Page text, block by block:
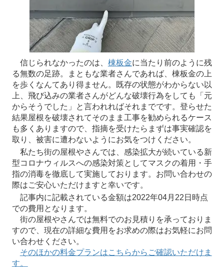
信じられなかったのは、 棟板金に当たり前のように残
る無数の足跡。まともな業者さんであれば、棟板金の上
を歩くなんてあり得ません。既存の状態がわからない以
上、飛び込みの業者さんがどんな破壊行為をしても「元
からそうでした」と言われればそれまでです。登らせた
結果屋根を破壊されてそのまま工事を勧められるケース
も多くありますので、指摘を受けたらまずは事実確認を
取り、被害に遭わないようにお気をつけください。
私たち街の屋根やさんでは、感染拡大が続いている新
型コロナウィルスへの感染対策としてマスクの着用・手
指の消毒を徹底して実施しております。お問い合わせの
際はご安心いただけますと幸いです。
記事内に記載されている金額は2022年04月22日時点
での費用となります。
街の屋根やさんでは無料でのお見積りを承っておりま
すので、現在の詳細な費用をお求めの際はお気軽にお問
い合わせください。
そのほかの料金プランはこちらからご確認いただけま
す。